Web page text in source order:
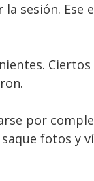
sesión. Ese
por
fotos y